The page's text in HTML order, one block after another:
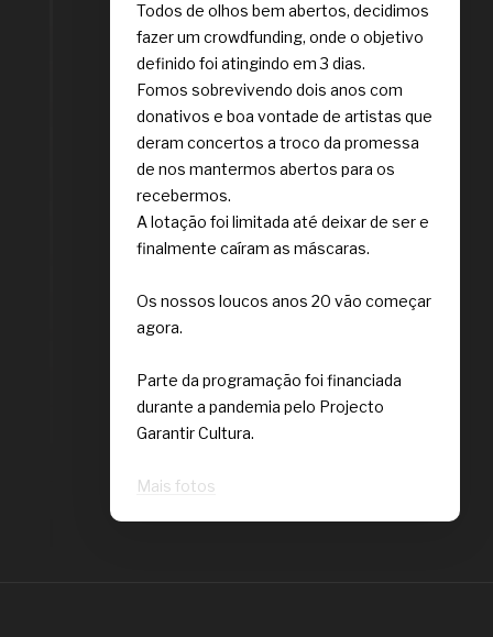
Todos de olhos bem abertos, decidimos
fazer um crowdfunding, onde o objetivo
definido foi atingindo em 3 dias.
Fomos sobrevivendo dois anos com
donativos e boa vontade de artistas que
deram concertos a troco da promessa
de nos mantermos abertos para os
recebermos.
A lotação foi limitada até deixar de ser e
finalmente caíram as máscaras.
Os nossos loucos anos 20 vão começar
agora.
Parte da programação foi financiada
durante a pandemia pelo Projecto
Garantir Cultura.
Mais fotos